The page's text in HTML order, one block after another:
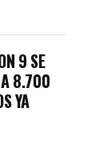
9 SE
A 8.700
YA